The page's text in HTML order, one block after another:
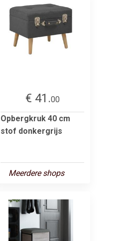
€ 41.00
Opbergkruk 40 cm
stof donkergrijs
Meerdere shops